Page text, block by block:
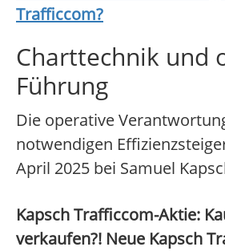
Trafficcom?
Charttechnik und
Führung
Die operative
notwendigen
April 2025 bei Samuel
Kapsch Trafficcom-Aktie:
verkaufen?! Neue Kapsch